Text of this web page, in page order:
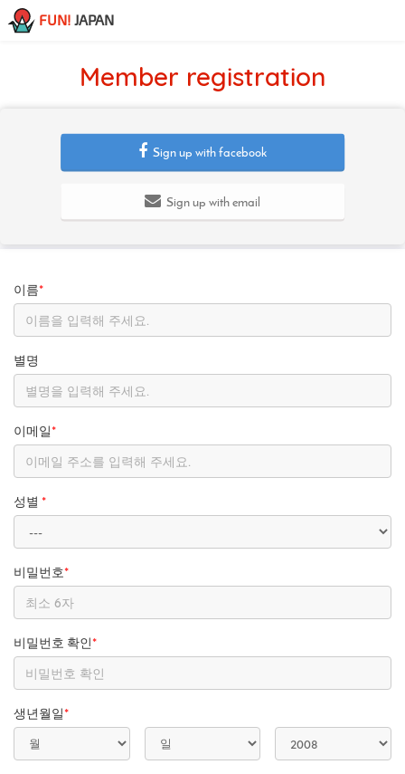
FUN! JAPAN
Member registration
Sign up with facebook
Sign up with email
이름*
별명
이메일 *
성별 *
비밀번호*
비밀번호 확인 *
생년월일 *